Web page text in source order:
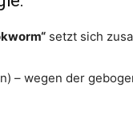
setzt sich
– wegen der